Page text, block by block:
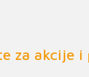
za akcije i